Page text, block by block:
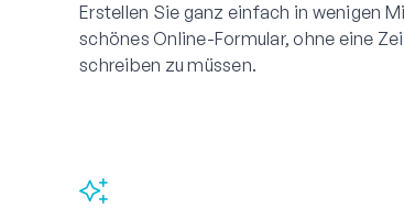
Erstellen Sie ganz einfach in wenigen
schönes Online-Formular, ohne eine
schreiben zu müssen.